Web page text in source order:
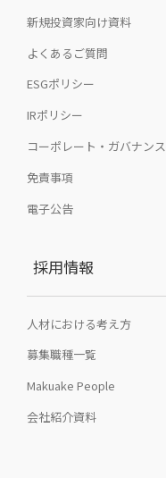
新規投資家向け資料
よくあるご質問
ESGポリシー
IRポリシー
コーポレート・ガバナンス
免責事項
電子公告
採用情報
人材における考え方
募集職種一覧
Makuake People
会社紹介資料